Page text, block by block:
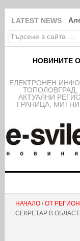
LATEST NEWS
НОВИНИТЕ
EЛЕКТРОНЕН
АКТУАЛНИ
ГРАНИЦА,
НАЧАЛО/ОТ
СЕКРЕТАР В